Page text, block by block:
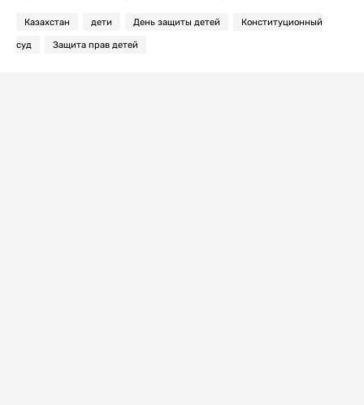
Казахстан дети День защиты детей Конституционный
суд Защита прав детей